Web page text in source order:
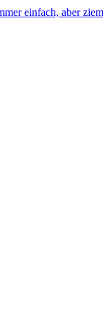
einfach, aber